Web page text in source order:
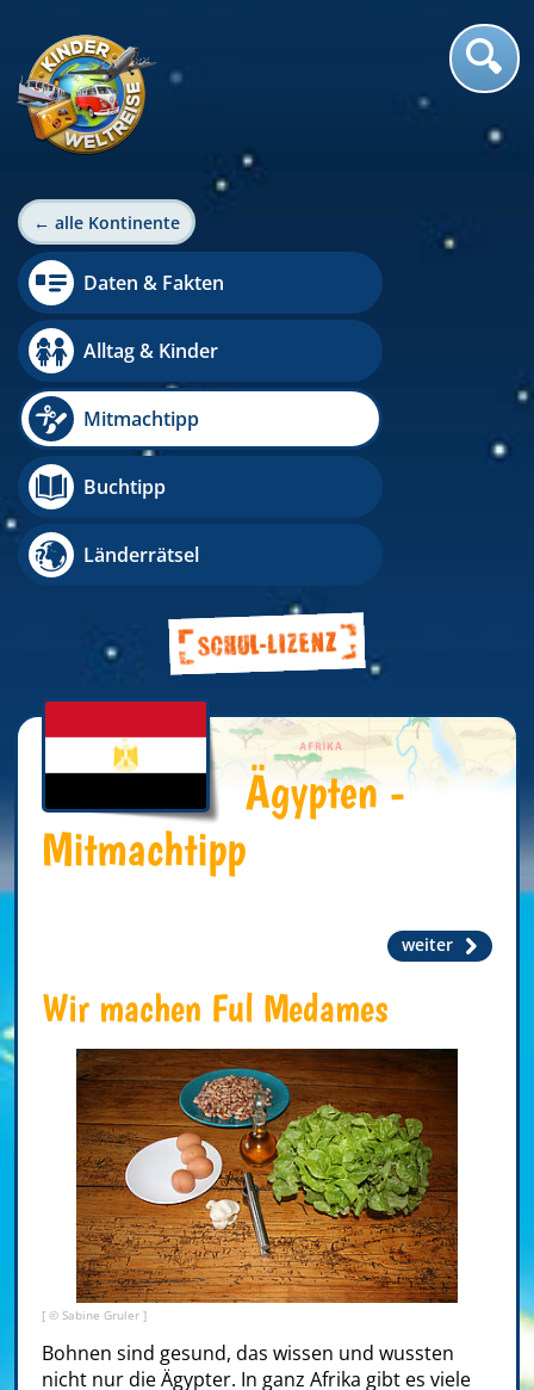
← alle Kontinente
Daten & Fakten
Alltag & Kinder
Mitmachtipp
Buchtipp
Länderrätsel
Ägypten -
Mitmachtipp
weiter
Wir machen Ful Medames
[ © Sabine Gruler ]
Bohnen sind gesund, das wissen und wussten
nicht nur die Ägypter. In ganz Afrika gibt es viele